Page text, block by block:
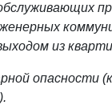
из
опасности